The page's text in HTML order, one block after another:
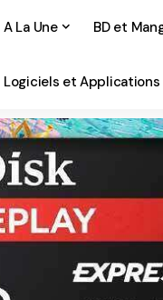
A La Une BD et
Logiciels et Applications